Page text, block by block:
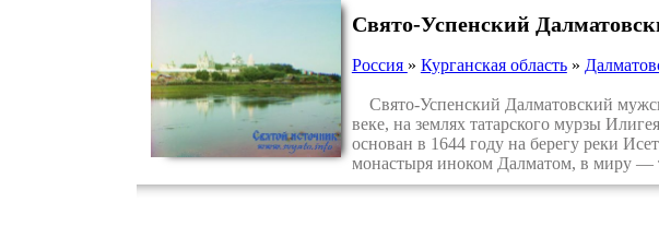
Свято-Успенский
Россия » Курганская область»
Свято-Успенский Далматовский
веке, на землях татарского мурзы
основан в 1644 году на берегу реки
монастыря иноком Далматом, в миру —